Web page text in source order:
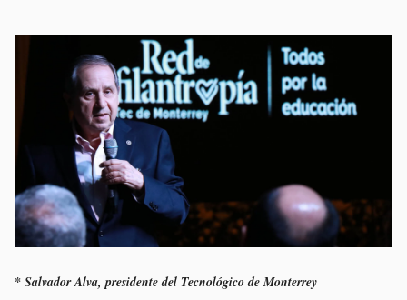
* Salvador Alva, presidente del Tecnológico de Monterrey